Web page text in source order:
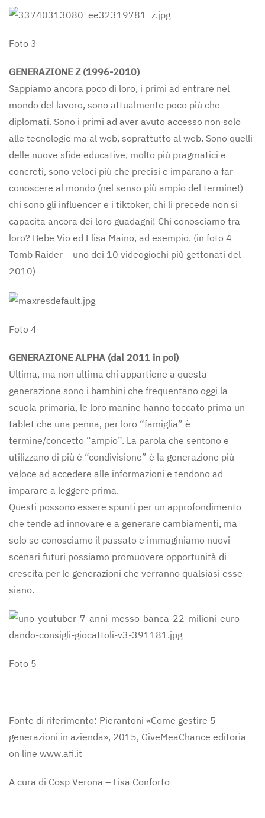
Foto 3
GENERAZIONE Z (1996-2010)
Sappiamo ancora poco di loro, i primi ad entrare nel
mondo del lavoro, sono attualmente poco più che
diplomati. Sono i primi ad aver avuto accesso non solo
alle tecnologie ma al web, soprattutto al web. Sono quelli
delle nuove sfide educative, molto più pragmatici e
concreti, sono veloci più che precisi e imparano a far
conoscere al mondo (nel senso più ampio del termine!)
chi sono gli influencer e i tiktoker, chi li precede non si
capacita ancora dei loro guadagni! Chi conosciamo tra
loro? Bebe Vio ed Elisa Maino, ad esempio. (in foto 4
Tomb Raider – uno dei 10 videogiochi più gettonati del
2010)
Foto 4
GENERAZIONE ALPHA (dal 2011 in poi)
Ultima, ma non ultima chi appartiene a questa
generazione sono i bambini che frequentano oggi la
scuola primaria, le loro manine hanno toccato prima un
tablet che una penna, per loro “famiglia” è
termine/concetto “ampio”. La parola che sentono e
utilizzano di più è “condivisione” è la generazione più
veloce ad accedere alle informazioni e tendono ad
imparare a leggere prima.
Questi possono essere spunti per un approfondimento
che tende ad innovare e a generare cambiamenti, ma
solo se conosciamo il passato e immaginiamo nuovi
scenari futuri possiamo promuovere opportunità di
crescita per le generazioni che verranno qualsiasi esse
siano.
Foto 5
Fonte di riferimento: Pierantoni «Come gestire 5
generazioni in azienda», 2015, GiveMeaChance editoria
on line www.afi.it
A cura di Cosp Verona – Lisa Conforto